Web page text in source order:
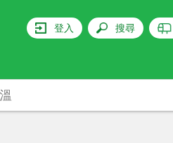
登入 搜尋